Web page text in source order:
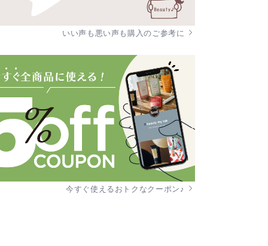
いい声も悪い声も購入のご参考に
今すぐ使えるおトクなクーポン♪